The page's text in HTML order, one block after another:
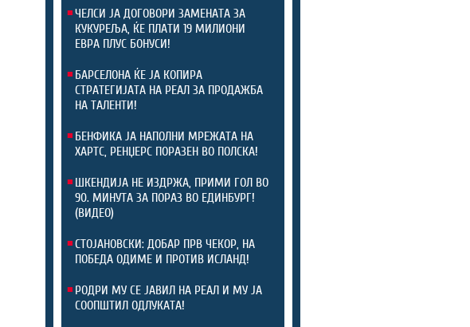
ЧЕЛСИ ЈА ДОГОВОРИ ЗАМЕНАТА ЗА
КУКУРЕЉА, ЌЕ ПЛАТИ 19 МИЛИОНИ
ЕВРА ПЛУС БОНУСИ!
БАРСЕЛОНА ЌЕ ЈА КОПИРА
СТРАТЕГИЈАТА НА РЕАЛ ЗА ПРОДАЖБА
НА ТАЛЕНТИ!
БЕНФИКА ЈА НАПОЛНИ МРЕЖАТА НА
ХАРТС, РЕНЏЕРС ПОРАЗЕН ВО ПОЛСКА!
ШКЕНДИЈА НЕ ИЗДРЖА, ПРИМИ ГОЛ ВО
90. МИНУТА ЗА ПОРАЗ ВО ЕДИНБУРГ!
(ВИДЕО)
СТОЈАНОВСКИ: ДОБАР ПРВ ЧЕКОР, НА
ПОБЕДА ОДИМЕ И ПРОТИВ ИСЛАНД!
РОДРИ МУ СЕ ЈАВИЛ НА РЕАЛ И МУ ЈА
СООПШТИЛ ОДЛУКАТА!